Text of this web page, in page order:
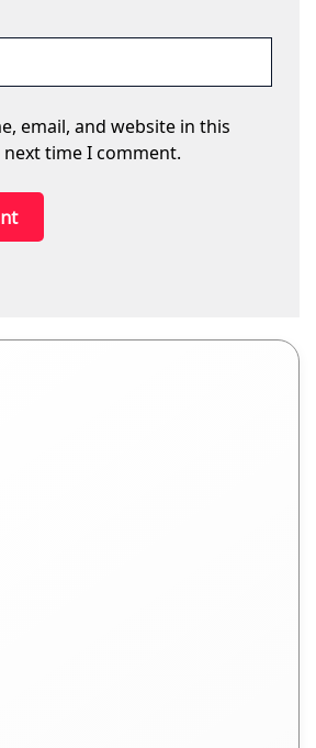
email, and website in this
time I comment.